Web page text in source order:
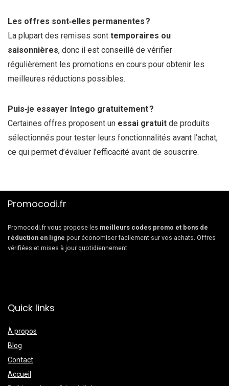
Les offres sont‑elles permanentes ?
La plupart des remises sont temporaires ou
saisonnières, donc il est conseillé de vérifier
régulièrement les promotions en cours pour obtenir les
meilleures réductions possibles.
Puis‑je essayer Intego gratuitement ?
Certaines offres proposent un essai gratuit de produits
sélectionnés pour tester leurs fonctionnalités avant l’achat,
ce qui permet d’évaluer l’efficacité avant de souscrire.
Promocodi.fr
Promocodi.fr vous propose les meilleurs codes promo et bons de
réduction en ligne pour économiser facilement sur vos achats. Offres
vérifiées et mises à jour quotidiennement.
Quick links
À propos
Blog
Contact
Accueil